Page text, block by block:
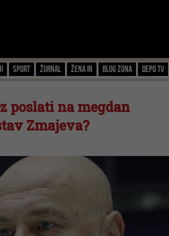
Sport Žurnal Žena IN Blog zona Depo TV
poslati na megdan
Zmajeva?